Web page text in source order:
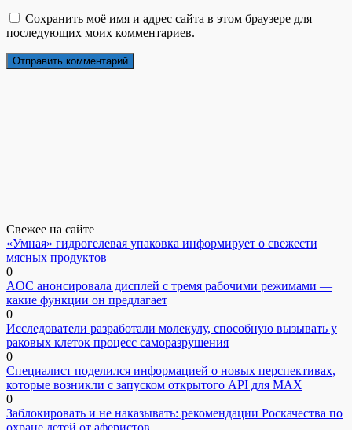
Сохранить моё имя и адрес сайта в этом браузере для
последующих моих комментариев.
Свежее на сайте
«Умная» гидрогелевая упаковка информирует о свежести
мясных продуктов
0
AOC анонсировала дисплей с тремя рабочими режимами —
какие функции он предлагает
0
Исследователи разработали молекулу, способную вызывать у
раковых клеток процесс саморазрушения
0
Специалист поделился информацией о новых перспективах,
которые возникли с запуском открытого API для МАХ
0
Заблокировать и не наказывать: рекомендации Роскачества по
охране детей от аферистов